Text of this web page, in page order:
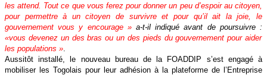
les attend. Tout ce que vous ferez pour donner un peu d’espoir au citoyen,
pour permettre à un citoyen de survivre et pour qu’il ait la joie, le
gouvernement vous y encourage » a-t-il indiqué avant de poursuivre :
«vous devenez un des bras ou un des pieds du gouvernement pour aider
les populations »
Aussitôt installé, le nouveau bureau de la FOADDIP s’est engagé à
mobiliser les Togolais pour leur adhésion à la plateforme de l’Entreprise